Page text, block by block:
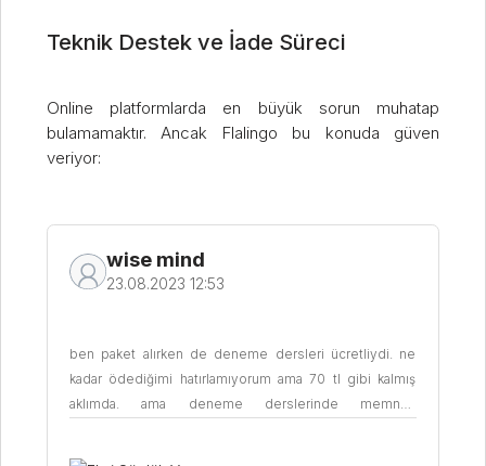
Teknik Destek ve İade Süreci
Online platformlarda en büyük sorun muhatap
bulamamaktır. Ancak Flalingo bu konuda güven
veriyor:
wise mind
23.08.2023 12:53
ben paket alırken de deneme dersleri ücretliydi. ne
kadar ödediğimi hatırlamıyorum ama 70 tl gibi kalmış
aklımda. ama deneme derslerinde memnun